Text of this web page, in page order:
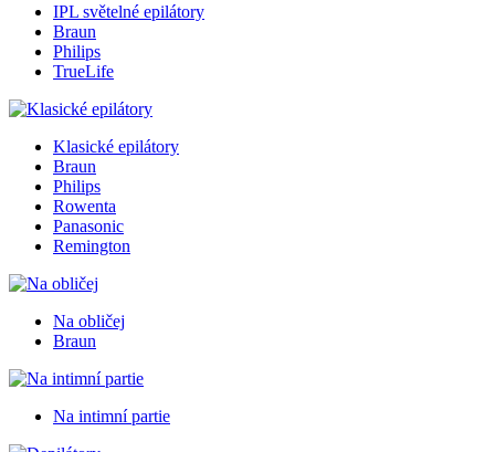
IPL světelné epilátory
Braun
Philips
TrueLife
Klasické epilátory
Braun
Philips
Rowenta
Panasonic
Remington
Na obličej
Braun
Na intimní partie